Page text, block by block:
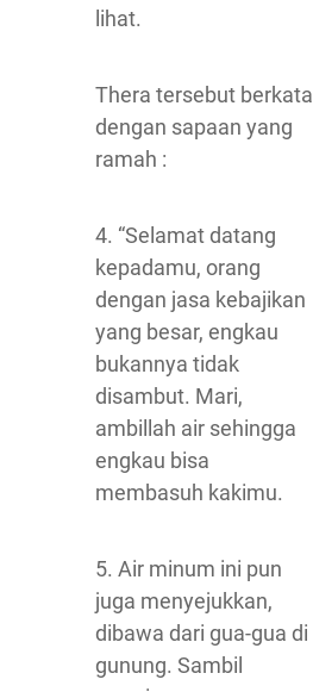
lihat.
Thera tersebut berkata
dengan sapaan yang
ramah :
4. “Selamat datang
kepadamu, orang
dengan jasa kebajikan
yang besar, engkau
bukannya tidak
disambut. Mari,
ambillah air sehingga
engkau bisa
membasuh kakimu.
5. Air minum ini pun
juga menyejukkan,
dibawa dari gua-gua di
gunung. Sambil